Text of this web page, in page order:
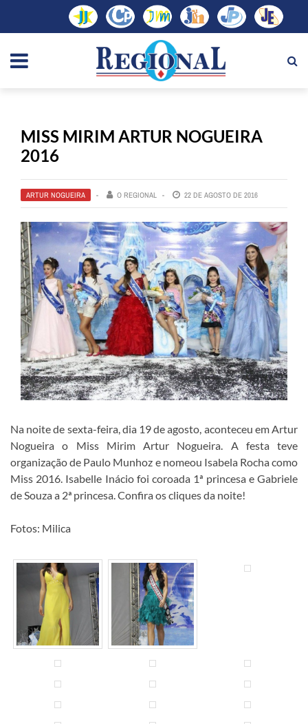
MISS MIRIM ARTUR NOGUEIRA
2016
ARTUR NOGUEIRA O REGIONAL 22 DE AGOSTO DE 2016
Na noite de sexta-feira, dia 19 de agosto, aconteceu em Artur
Nogueira o Miss Mirim Artur Nogueira. A festa teve
organização de Paulo Munhoz e nomeou Isabela Rocha como
Miss 2016. Isabelle Inácio foi coroada 1ª princesa e Gabriele
de Souza a 2ª princesa. Confira os cliques da noite!
Fotos: Milica